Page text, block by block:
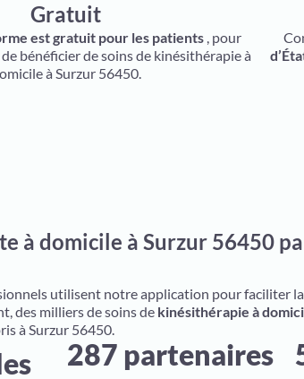
Gratuit
est gratuit pour les patients , pour
bénéficier de soins de kinésithérapie à
à Surzur 56450.
à domicile à Surzur 56450
utilisent notre application pour faciliter
des milliers de soins de kinésithérapie à
à Surzur 56450.
287 partenaires